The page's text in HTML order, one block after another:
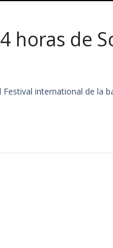
horas de
international de la